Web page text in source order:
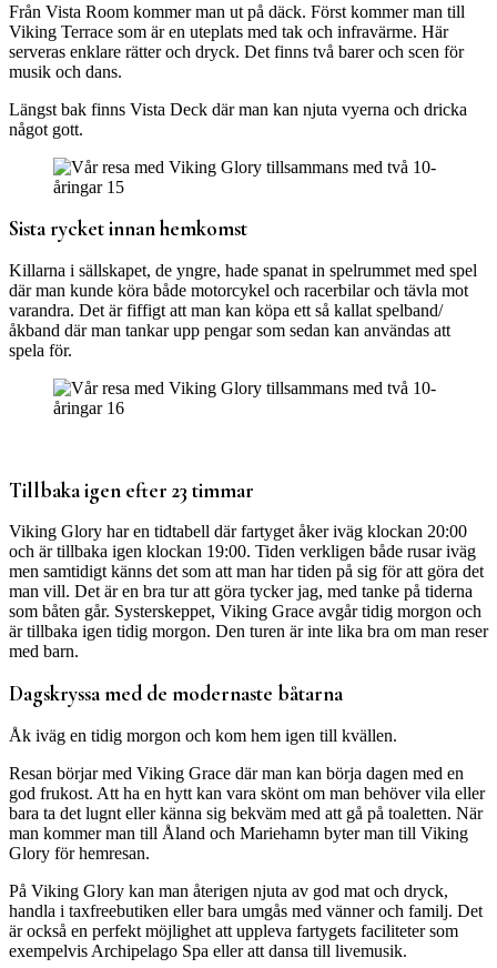
Från Vista Room kommer man ut på däck. Först kommer man till
Viking Terrace som är en uteplats med tak och infravärme. Här
serveras enklare rätter och dryck. Det finns två barer och scen för
musik och dans.
Längst bak finns Vista Deck där man kan njuta vyerna och dricka
något gott.
Sista rycket innan hemkomst
Killarna i sällskapet, de yngre, hade spanat in spelrummet med spel
där man kunde köra både motorcykel och racerbilar och tävla mot
varandra. Det är fiffigt att man kan köpa ett så kallat spelband/
åkband där man tankar upp pengar som sedan kan användas att
spela för.
Tillbaka igen efter 23 timmar
Viking Glory har en tidtabell där fartyget åker iväg klockan 20:00
och är tillbaka igen klockan 19:00. Tiden verkligen både rusar iväg
men samtidigt känns det som att man har tiden på sig för att göra det
man vill. Det är en bra tur att göra tycker jag, med tanke på tiderna
som båten går. Systerskeppet, Viking Grace avgår tidig morgon och
är tillbaka igen tidig morgon. Den turen är inte lika bra om man reser
med barn.
Dagskryssa med de modernaste båtarna
Åk iväg en tidig morgon och kom hem igen till kvällen.
Resan börjar med Viking Grace där man kan börja dagen med en
god frukost. Att ha en hytt kan vara skönt om man behöver vila eller
bara ta det lugnt eller känna sig bekväm med att gå på toaletten. När
man kommer man till Åland och Mariehamn byter man till Viking
Glory för hemresan.
På Viking Glory kan man återigen njuta av god mat och dryck,
handla i taxfreebutiken eller bara umgås med vänner och familj. Det
är också en perfekt möjlighet att uppleva fartygets faciliteter som
exempelvis Archipelago Spa eller att dansa till livemusik.